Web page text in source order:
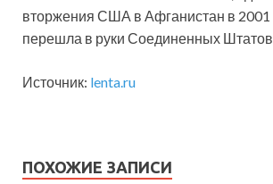
вторжения США в Афганистан в 2001
перешла в руки Соединенных Штатов.
Источник: lenta.ru
ПОХОЖИЕ ЗАПИСИ